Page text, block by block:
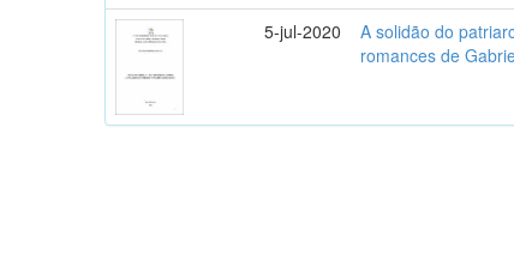
5-jul-2020
A solidão do
romances de